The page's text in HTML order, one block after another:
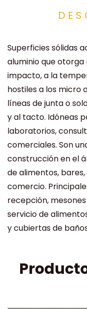
Superficies sólidas
aluminio que otorga
impacto, a la
hostiles a los micro
líneas de junta o
y al tacto. Idóneas
laboratorios,
comerciales. Son
construcción en el
de alimentos,
comercio.
recepción,
servicio de
y cubiertas de